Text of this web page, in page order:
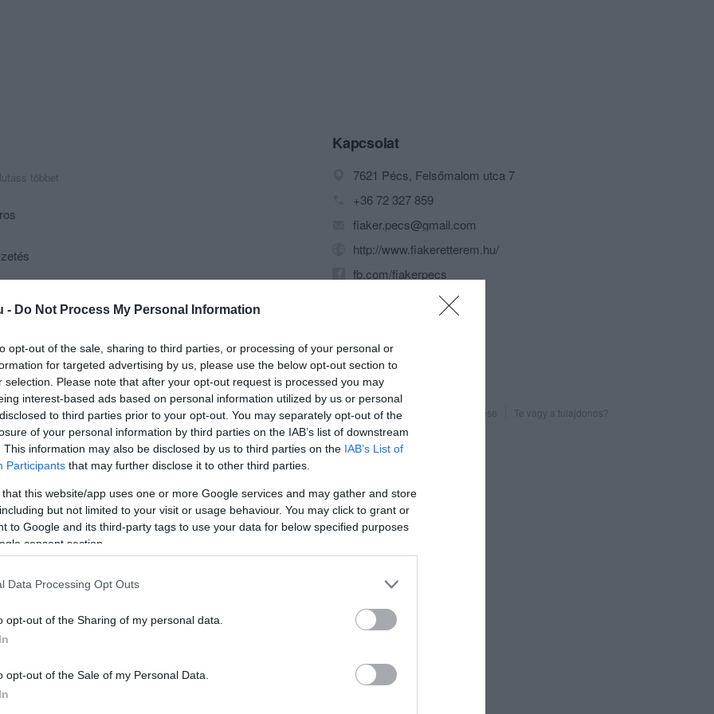
- Do Not Process My Personal Information
opt-out of the sale, sharing to third parties, or processing of your personal or
for targeted advertising by us, please use the below opt-out section to
selection. Please note that after your opt-out request is processed you may
interest-based ads based on personal information utilized by us or personal
to third parties prior to your opt-out. You may separately opt-out of the
of your personal information by third parties on the IAB’s list of downstream
This information may also be disclosed by us to third parties on the IAB’s List of
Participants that may further disclose it to other third parties.
that this website/app uses one or more Google services and may gather and store
but not limited to your visit or usage behaviour. You may click to grant or
to Google and its third-party tags to use your data for below specified purposes
consent section.
Data Processing Opt Outs
opt-out of the Sharing of my personal data.
opt-out of the Sale of my Personal Data.
többet
kisebb családi összejövetelek
60 főig.
biztosítását is vállaljuk előzetes egyeztetés
Kapcsolat
7621 Pécs, Felsőmalom utca 7
+36 72 327 859
fiaker.pecs@gmail.com
http://www.fiakeretterem.hu/
fb.com/fiakerpecs
Probléma jelentése Te vagy a tulajdonos?